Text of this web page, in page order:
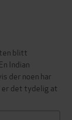
blitt
Indian
der noen har
det tydelig at